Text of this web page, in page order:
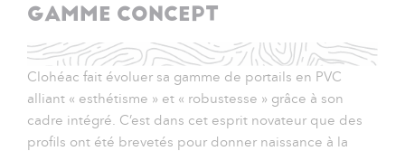
GAMME CONCEPT
Clohéac fait évoluer sa gamme de portails en PVC
alliant « esthétisme » et « robustesse » grâce à son
cadre intégré. C’est dans cet esprit novateur que des
profils ont été brevetés pour donner naissance à la